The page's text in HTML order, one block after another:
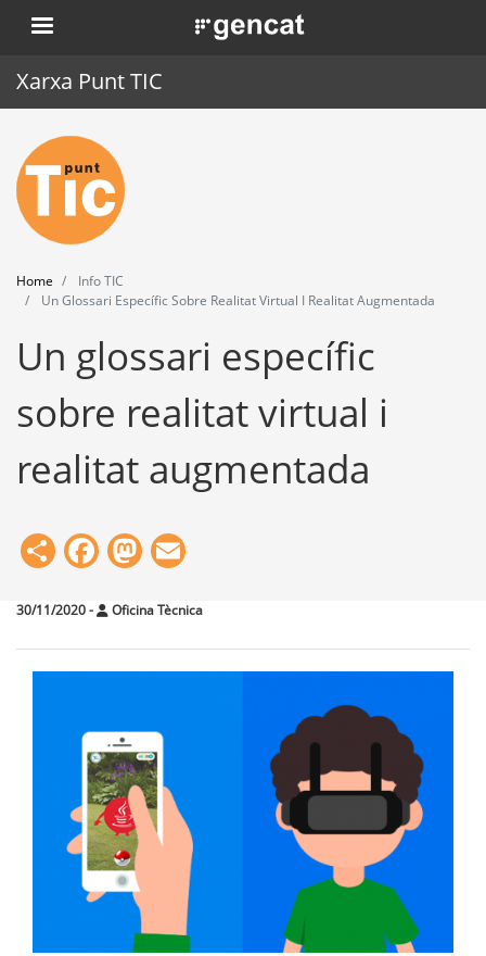
Skip
to
. Obre en una nova finestra.
Xarxa Punt TIC
Home
Punt TIC
News
Events
Training
Tools
Home
Info TIC
Un Glossari Específic Sobre Realitat Virtual I Realitat Augmentada
Un glossari específic
sobre realitat virtual i
realitat augmentada
ShareFacebook
Mastodon
30/11/2020- Oficina Tècnica